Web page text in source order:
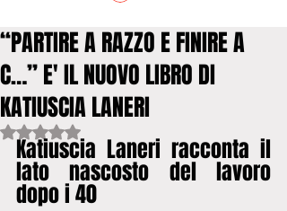
“PARTIRE A RAZZO E FINIRE A
C…” E' IL NUOVO LIBRO DI
KATIUSCIA LANERI
Valutazione NaN stelle su 5.
Katiuscia Laneri racconta il
lato nascosto del lavoro
dopo i 40